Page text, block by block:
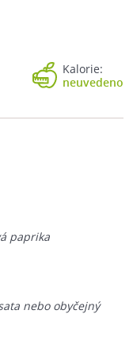
Kalorie:
neuvedeno
paprika
nebo obyčejný